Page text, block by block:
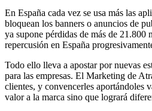
En España cada vez se usa más las
bloquean los banners o anuncios de
ya supone pérdidas de más de 21.800
repercusión en España
Todo ello lleva a apostar por nuevas
para las empresas. El Marketing de
clientes, y convencerles aportándoles
valor a la marca sino que logrará